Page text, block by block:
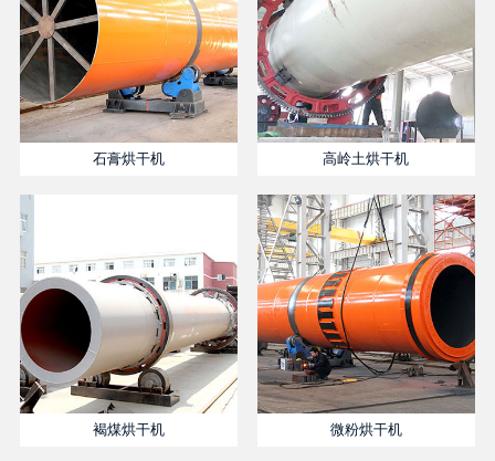
石膏烘干机 高岭土烘干机
褐煤烘干机 微粉烘干机